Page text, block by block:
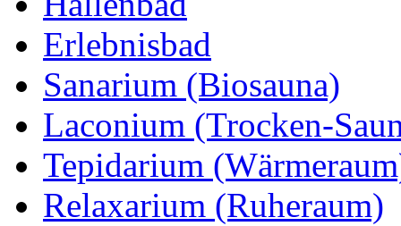
Erlebnisbad
Sanarium (Biosauna)
Laconium (Trocken-
Tepidarium
Relaxarium (Ruheraum)